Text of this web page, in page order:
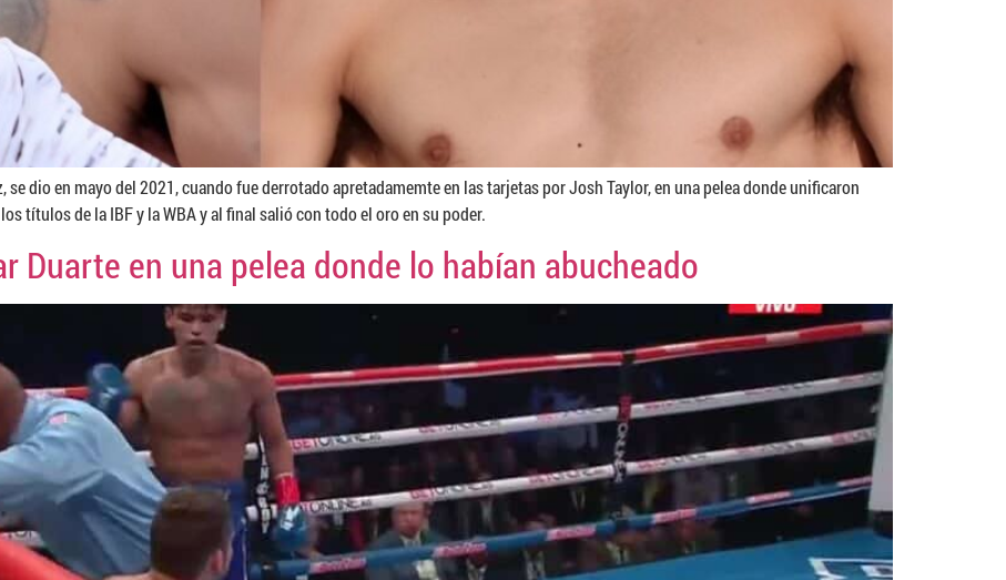
se dio en mayo del 2021, cuando fue derrotado apretadamemte en las tarjetas por Josh Taylor, en una pelea donde unificaron
títulos de la IBF y la WBA y al final salió con todo el oro en su poder.
Duarte en una pelea donde lo habían abucheado